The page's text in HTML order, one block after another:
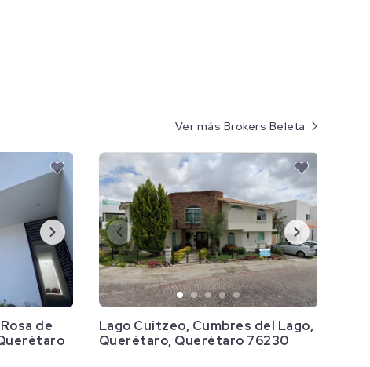
de
Lago Cuitzeo, Cumbres del Lago,
Querétaro, Querétaro 76230
Ver más Brokers Beleta